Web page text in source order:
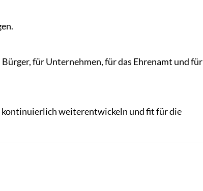
für Unternehmen, für das Ehrenamt und für
weiterentwickeln und fit für die